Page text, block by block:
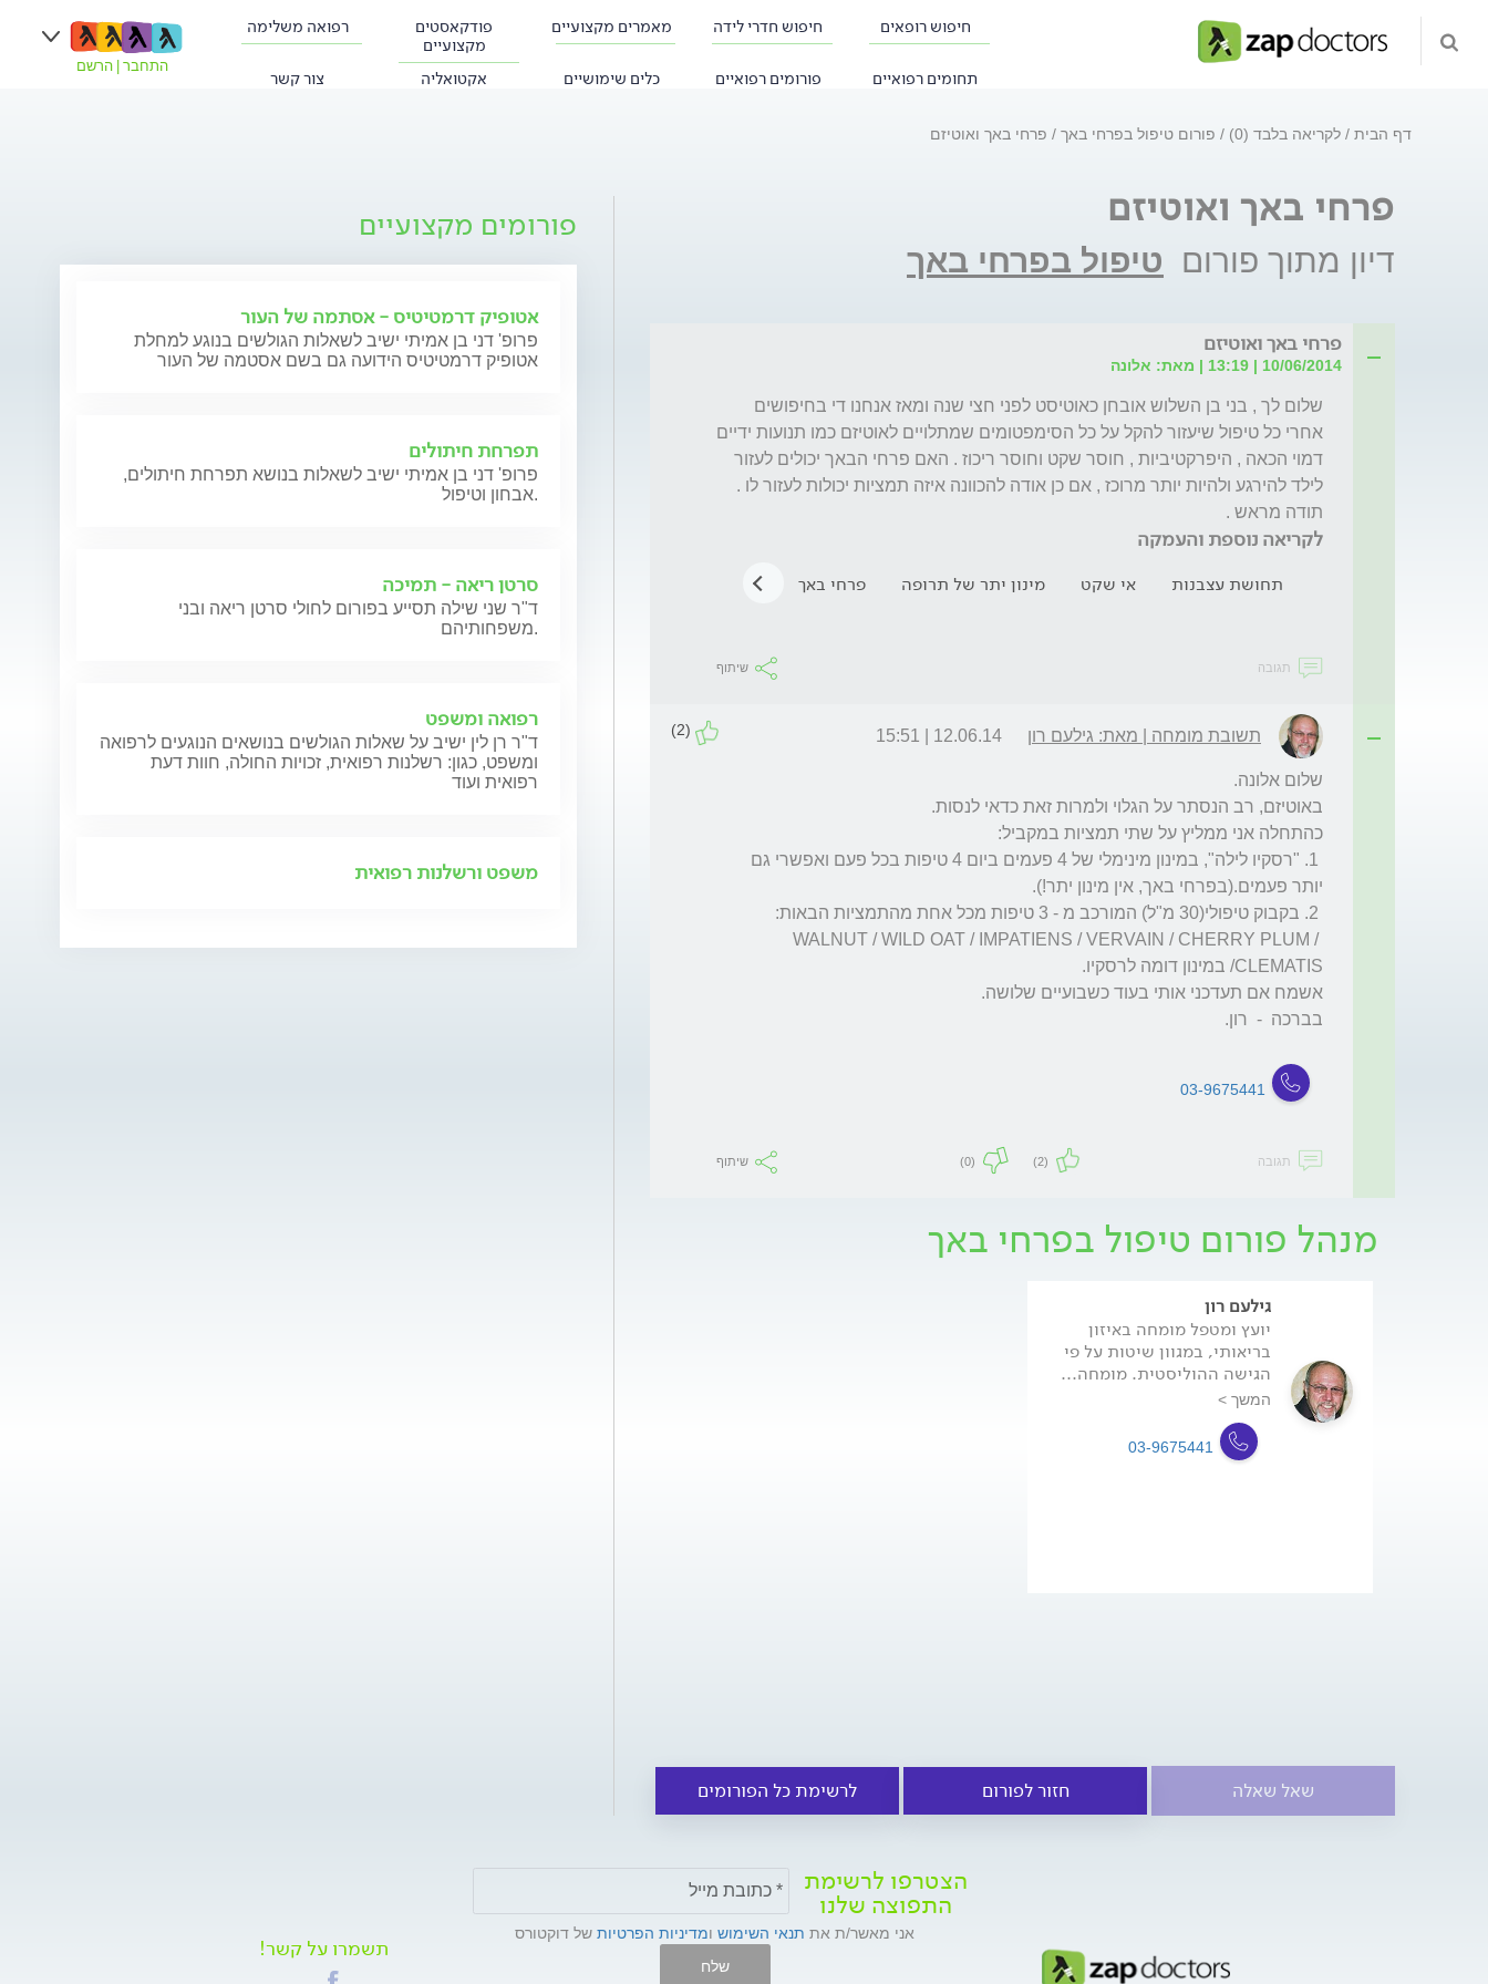
חיפוש רופאים חיפוש חדרי לידה מאמרים מקצועיים
פודקאסטים
מקצועיים
רפואה משלימה
תחומים רפואיים פורומים רפואיים כלים שימושיים אקטואליה צור קשר
התחבר הרשם
דף הבית לקריאה בלבד (0) פורום טיפול בפרחי באך פרחי באך ואוטיזם
פרחי באך ואוטיזם
דיון מתוך פורום טיפול בפרחי באך
פרחי באך ואוטיזם
10/06/2014 | 13:19 | מאת: אלונה
תודה מראש .
לקריאה נוספת והעמקה
תחושת עצבנות אי שקט מינון יתר של תרופה פרחי באך Clematis
תגובה שיתוף
תשובת מומחה | מאת: גילעם רון 12.06.14 | 15:51
(2)
WALNUT / WILD OAT / IMPATIENS / VERVAIN / CHERRY PLUM /
03-9675441
תגובה (2)
(0) שיתוף
מנהל פורום טיפול בפרחי באך
גילעם רון
יועץ ומטפל מומחה באיזון
בריאותי, במגוון שיטות על פי
הגישה ההוליסטית. מומחה...
המשך >
03-9675441
שאל שאלה חזור לפורום לרשימת כל הפורומים
פורומים מקצועיים
אטופיק דרמטיטיס - אסתמה של העור
פרופ' דני בן אמיתי ישיב לשאלות הגולשים בנוגע למחלת
אטופיק דרמטיטיס הידועה גם בשם אסטמה של העור
תפרחת חיתולים
פרופ' דני בן אמיתי ישיב לשאלות בנושא תפרחת חיתולים,
אבחון וטיפול.
סרטן ריאה - תמיכה
ד"ר שני שילה תסייע בפורום לחולי סרטן ריאה ובני
משפחותיהם.
רפואה ומשפט
ד"ר רן לין ישיב על שאלות הגולשים בנושאים הנוגעים לרפואה
ומשפט, כגון: רשלנות רפואית, זכויות החולה, חוות דעת
רפואית ועוד
משפט ורשלנות רפואית
הצטרפו לרשימת
התפוצה שלנו
אני מאשר/ת את תנאי השימוש ומדיניות הפרטיות של דוקטורס
שלח
תשמרו על קשר!